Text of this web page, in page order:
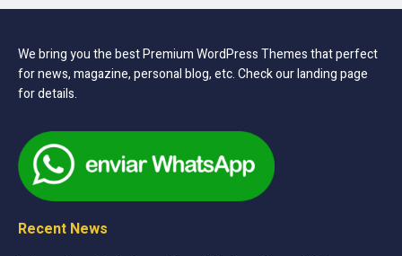
We bring you the best Premium WordPress Themes that perfect
for news, magazine, personal blog, etc. Check our landing page
for details.
Recent News